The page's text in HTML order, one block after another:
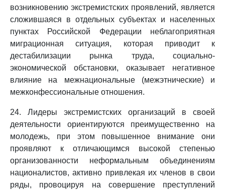
возникновению экстремистских проявлений, является
сложившаяся в отдельных субъектах и населенных
пунктах Российской Федерации неблагоприятная
миграционная ситуация, которая приводит к
дестабилизации рынка труда, социально-
экономической обстановки, оказывает негативное
влияние на межнациональные (межэтнические) и
межконфессиональные отношения.
24. Лидеры экстремистских организаций в своей
деятельности ориентируются преимущественно на
молодежь, при этом повышенное внимание они
проявляют к отличающимся высокой степенью
организованности неформальным объединениям
националистов, активно привлекая их членов в свои
ряды, провоцируя на совершение преступлений